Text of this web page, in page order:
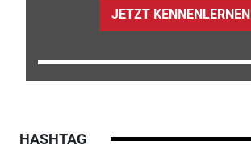
JETZT KENNENLERNEN
HASHTAG